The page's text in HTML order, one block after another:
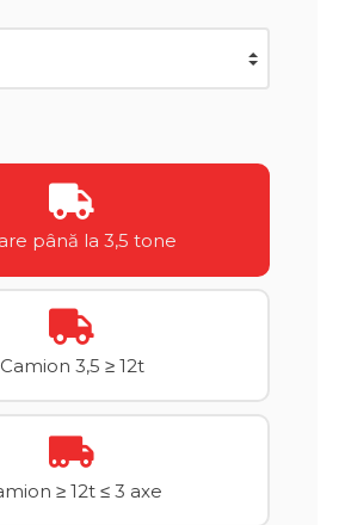
până la 3,5 tone
Camion 3,5 ≥ 12t
≥ 12t ≤ 3 axe